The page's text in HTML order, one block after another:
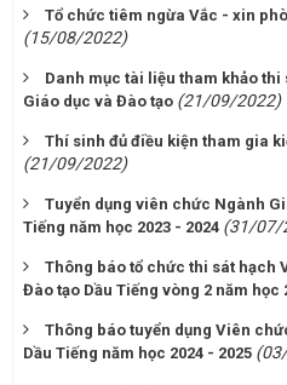
Tổ chức tiêm ngừa Vắc - xin
(15/08/2022)
Danh mục tài liệu tham khảo
Giáo dục và Đào tạo (21/09/2022)
Thí sinh đủ điều kiện tham gia
(21/09/2022)
Tuyển dụng viên chức Ngành
Tiếng năm học 2023 - 2024 (31/07/
Thông báo tổ chức thi sát hạch
Đào tạo Dầu Tiếng vòng 2 năm học
Thông báo tuyển dụng Viên
Dầu Tiếng năm học 2024 - 2025